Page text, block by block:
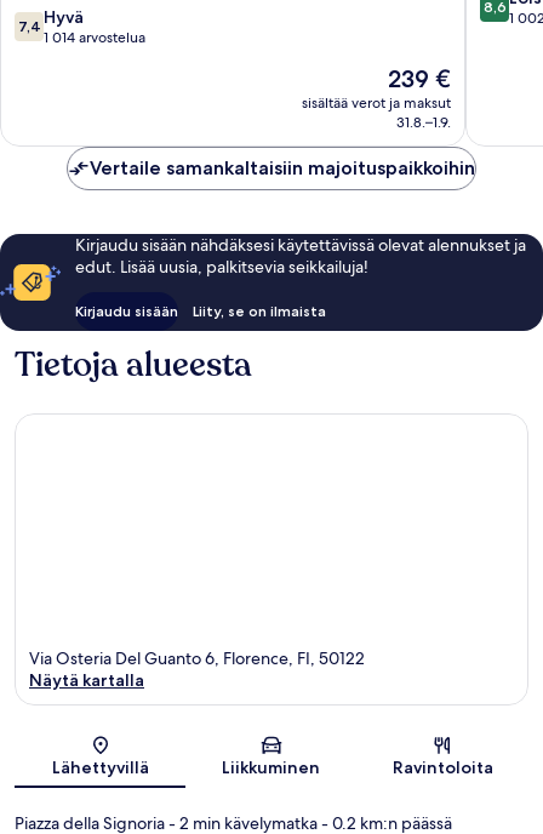
7.4
kautta
7,4 Hyvä
1 014 arvostelua
Hinta
on
239 €
239 €
sisältää verot ja maksut
31.8.–1.9.
keskusta
kautta
8,6
1
Vertaile samankaltaisiin majoituspaikkoihin
Kirjaudu sisään nähdäksesi käytettävissä olevat alennukset ja
edut. Lisää uusia, palkitsevia seikkailuja!
Kirjaudu sisään Liity, se on ilmaista
Tietoja alueesta
Kartta
Via Osteria Del Guanto 6, Florence, FI, 50122
Näytä kartalla
Lähettyvillä Liikkuminen Ravintoloita
Piazza della Signoria- 2 min kävelymatka- 0.2 km:n päässä